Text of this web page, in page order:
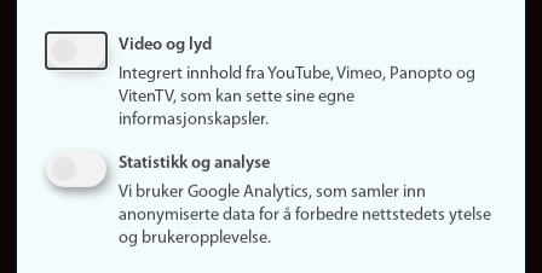
Om nettstedet
Informasjonskapsler
Video og lyd
Integrert innhold fra YouTube, Vimeo, Panopto og
VitenTV, som kan sette sine egne
informasjonskapsler.
Statistikk og analyse
Vi bruker Google Analytics, som samler inn
anonymiserte data for å forbedre nettstedets ytelse
og brukeropplevelse.